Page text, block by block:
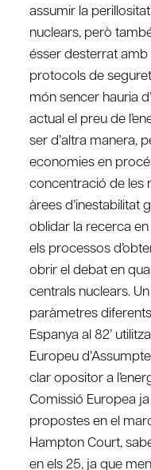
assumir la
nuclears, però
ésser desterrat
protocols de
món sencer hauria
actual el preu de
ser d’altra manera,
economies en
concentració de les
àrees d’inestabilitat
oblidar la recerca
els processos
obrir el debat en
centrals nuclears.
paràmetres
Espanya al 82’
Europeu
clar opositor a
Comissió Europea
propostes en el
Hampton Court,
en els 25, ja que